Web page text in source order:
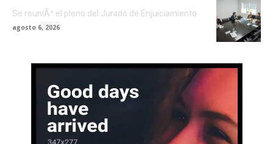
Se reuniÃ³ el pleno del Jurado de Enjuiciamiento
agosto 6, 2026